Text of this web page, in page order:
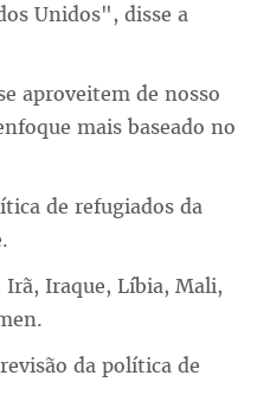
Unidos", disse a
aproveitem de nosso
mais baseado no
de refugiados da
Irã, Iraque, Líbia, Mali,
da política de